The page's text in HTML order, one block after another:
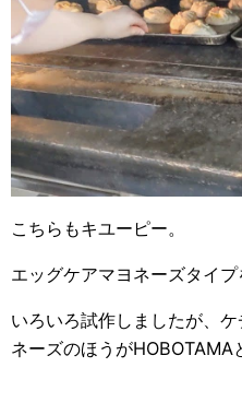
こちらもキユーピー。
エッグケアマヨネーズタイプ
いろいろ試作しましたが、
ネーズのほうがHOBOTAMA